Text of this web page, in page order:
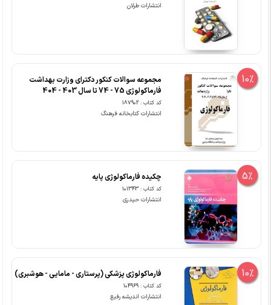
انتشارات طرلان
10%
مجموعه سوالات کنکور دکترای وزارت بهداشت
فارماکولوژی 75 - 74 تا سال 403 - 404
کد کتاب : 187902
انتشارات کتابخانه فرهنگ
5% چکیده فارماکولوژی پایه
کد کتاب : 101343
انتشارات حیدری
10% فارماکولوژی پزشکی (پرستاری - مامایی - هوشبری)
کد کتاب : 104969
انتشارات اندیشه رفیع